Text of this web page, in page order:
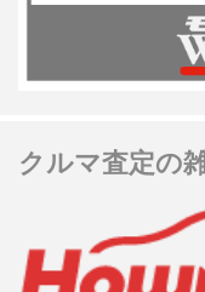
クルマ査定の